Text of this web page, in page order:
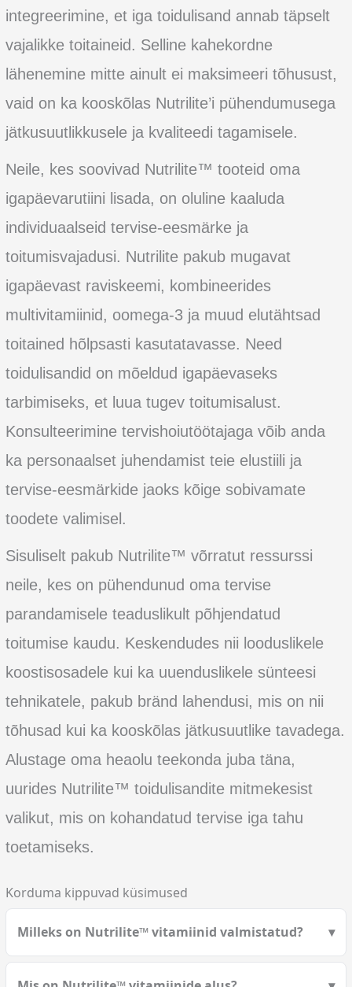
integreerimine, et iga toidulisand annab täpselt
vajalikke toitaineid. Selline kahekordne
lähenemine mitte ainult ei maksimeeri tõhusust,
vaid on ka kooskõlas Nutrilite’i pühendumusega
jätkusuutlikkusele ja kvaliteedi tagamisele.
Neile, kes soovivad Nutrilite™ tooteid oma
igapäevarutiini lisada, on oluline kaaluda
individuaalseid tervise-eesmärke ja
toitumisvajadusi. Nutrilite pakub mugavat
igapäevast raviskeemi, kombineerides
multivitamiinid, oomega-3 ja muud elutähtsad
toitained hõlpsasti kasutatavasse. Need
toidulisandid on mõeldud igapäevaseks
tarbimiseks, et luua tugev toitumisalust.
Konsulteerimine tervishoiutöötajaga võib anda
ka personaalset juhendamist teie elustiili ja
tervise-eesmärkide jaoks kõige sobivamate
toodete valimisel.
Sisuliselt pakub Nutrilite™ võrratut ressurssi
neile, kes on pühendunud oma tervise
parandamisele teaduslikult põhjendatud
toitumise kaudu. Keskendudes nii looduslikele
koostisosadele kui ka uuenduslikele sünteesi
tehnikatele, pakub bränd lahendusi, mis on nii
tõhusad kui ka kooskõlas jätkusuutlike tavadega.
Alustage oma heaolu teekonda juba täna,
uurides Nutrilite™ toidulisandite mitmekesist
valikut, mis on kohandatud tervise iga tahu
toetamiseks.
Korduma kippuvad küsimused
Milleks on Nutrilite™ vitamiinid valmistatud?